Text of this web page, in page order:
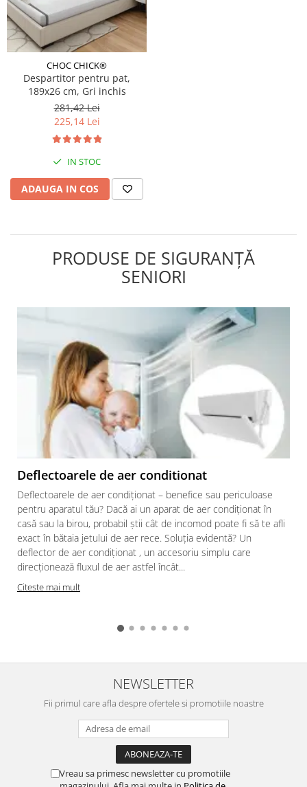
CHOC CHICK®
Despartitor pentru pat,
189x26 cm, Gri inchis
281,42 Lei
225,14 Lei
IN STOC
ADAUGA IN COS
PRODUSE DE SIGURANȚĂ
SENIORI
Deflectoarele de aer conditionat
Deflectoarele de aer condiționat – benefice sau periculoase
pentru aparatul tău? Dacă ai un aparat de aer condiționat în
casă sau la birou, probabil știi cât de incomod poate fi să te afli
exact în bătaia jetului de aer rece. Soluția evidentă? Un
deflector de aer condiționat , un accesoriu simplu care
direcționează fluxul de aer astfel încât...
Citeste mai mult
NEWSLETTER
Fii primul care afla despre ofertele si promotiile noastre
Vreau sa primesc newsletter cu promotiile